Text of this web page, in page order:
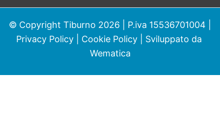
© Copyright Tiburno 2026 | P.iva 15536701004 |
Privacy Policy| Cookie Policy| Sviluppato da
Wematica